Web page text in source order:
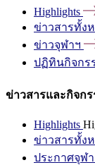
Highlights
ข่าวสารทั้ง
ข่าวจุฬาฯ
ปฏิทินกิจกร
ข่าวสารและกิจกร
Highlights
ข่าวสารทั้ง
ประกาศจุฬ